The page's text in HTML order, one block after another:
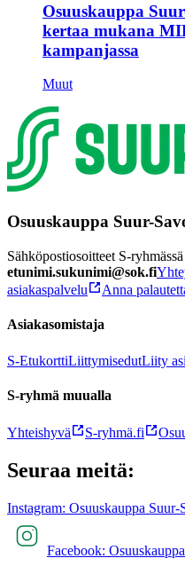
Osuuskauppa
kertaa mukana
kampanjassa
Muut
Osuuskauppa Suur-
Sähköpostiosoitteet S-
etunimi.sukunimi@sok.fi
asiakaspalvelu
Anna
Asiakasomistaja
S-EtukorttiLiittymisedutLiity
S-ryhmä muualla
Yhteishyvä S-ryhmä.fi
Seuraa meitä:
Instagram: Osuuskauppa
Facebook: